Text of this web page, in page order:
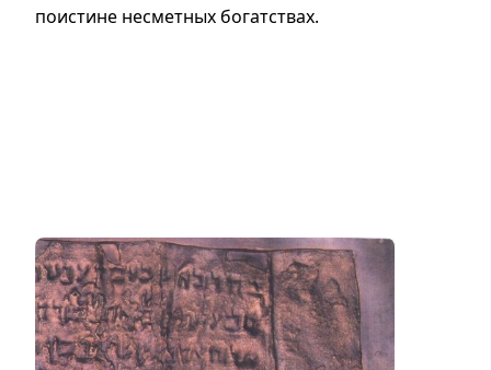
поистине несметных богатствах.